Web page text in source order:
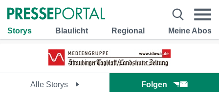
Storys Blaulicht Regional Meine Abos
Alle Storys Folgen